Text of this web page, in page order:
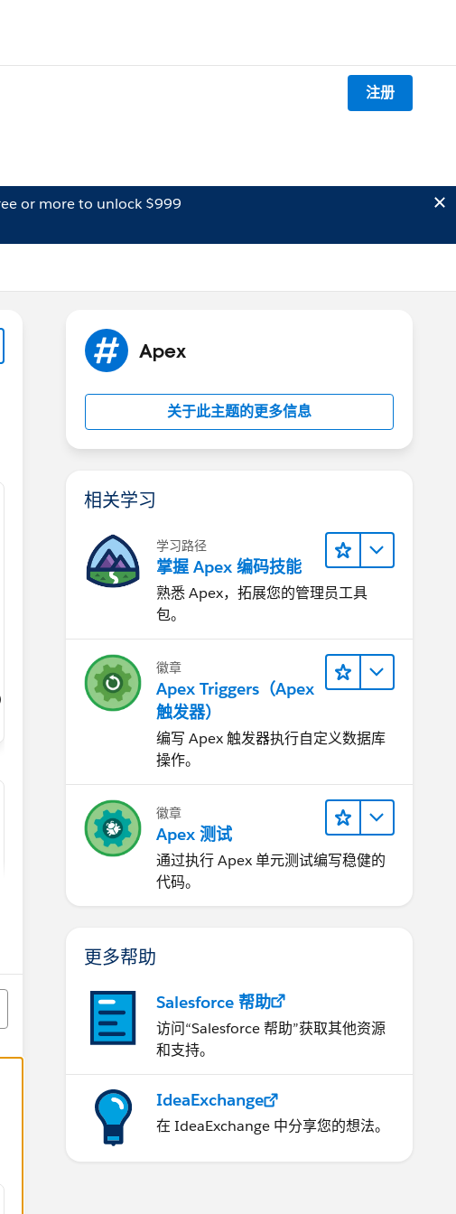
注册
or more to unlock $999
Apex
关于此主题的更多信息
相关学习
学习路径
掌握 Apex 编码技能
熟悉 Apex，拓展您的管理员工具
包。
徽章
Apex Triggers（Apex
触发器）
编写 Apex 触发器执行自定义数据库
操作。
徽章
Apex 测试
通过执行 Apex 单元测试编写稳健的
代码。
更多帮助
Salesforce 帮助
访问“Salesforce 帮助”获取其他资源
和支持。
IdeaExchange
在 IdeaExchange 中分享您的想法。